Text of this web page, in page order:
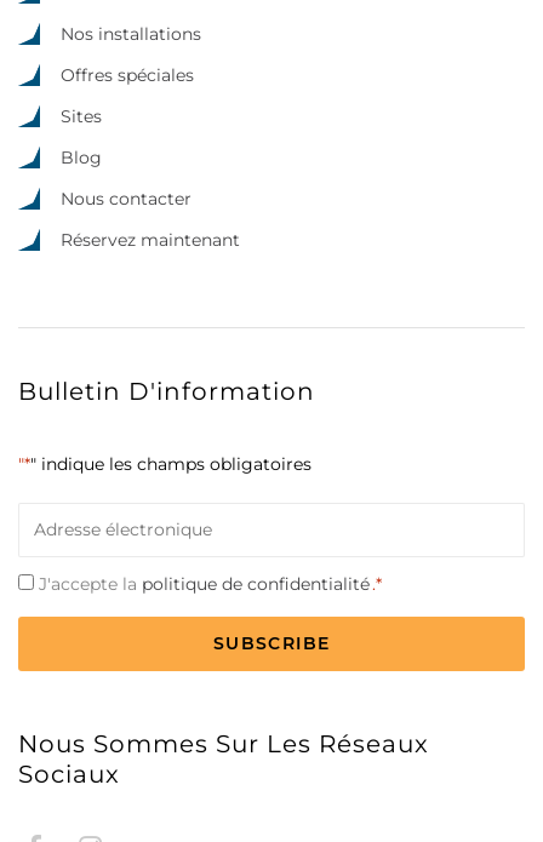
Nos installations
Offres spéciales
Sites
Blog
Nous contacter
Réservez maintenant
Bulletin D'information
"*" indique les champs obligatoires
Consentement
J'accepte la politique de confidentialité.*
CAPTCHA
Nous Sommes Sur Les Réseaux
Sociaux